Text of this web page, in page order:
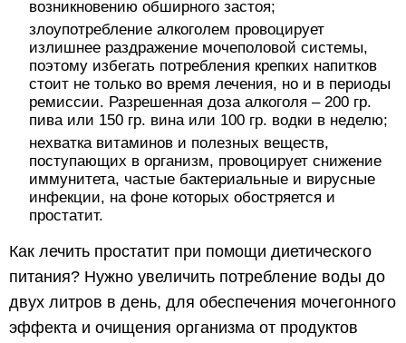
возникновению обширного застоя;
злоупотребление алкоголем провоцирует
излишнее раздражение мочеполовой системы,
поэтому избегать потребления крепких напитков
стоит не только во время лечения, но и в периоды
ремиссии. Разрешенная доза алкоголя – 200 гр.
пива или 150 гр. вина или 100 гр. водки в неделю;
нехватка витаминов и полезных веществ,
поступающих в организм, провоцирует снижение
иммунитета, частые бактериальные и вирусные
инфекции, на фоне которых обостряется и
простатит.
Как лечить простатит при помощи диетического
питания? Нужно увеличить потребление воды до
двух литров в день, для обеспечения мочегонного
эффекта и очищения организма от продуктов